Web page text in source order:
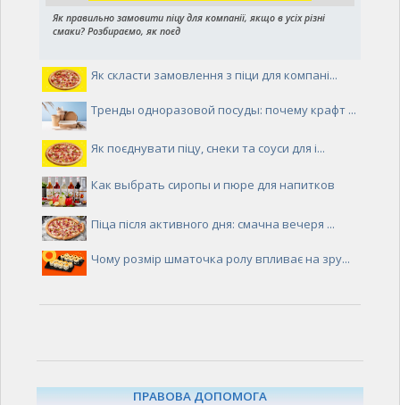
Як правильно замовити піцу для компанії, якщо в усіх різні
смаки? Розбираємо, як поєд
Як скласти замовлення з піци для компані...
Тренды одноразовой посуды: почему крафт ...
Як поєднувати піцу, снеки та соуси для і...
Как выбрать сиропы и пюре для напитков
Піца після активного дня: смачна вечеря ...
Чому розмір шматочка ролу впливає на зру...
ПРАВОВА ДОПОМОГА